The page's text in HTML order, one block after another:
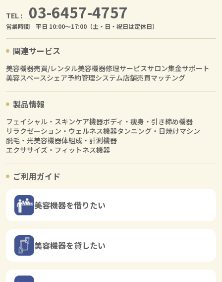
TEL : 03-6457-4757
営業時間 平日 10:00〜17:00（土・日・祝日は定休日）
関連サービス
美容機器売買/レンタル美容機器修理サービスサロン集金サポート
美容スペースシェア予約管理システム店舗売買マッチング
製品情報
フェイシャル・スキンケア機器ボディ・痩身・引き締め機器
リラクゼーション・ウェルネス機器タンニング・日焼けマシン
脱毛・光美容機器体組成・計測機器
エクササイズ・フィットネス機器
ご利用ガイド
美容機器を借りたい
美容機器を貸したい